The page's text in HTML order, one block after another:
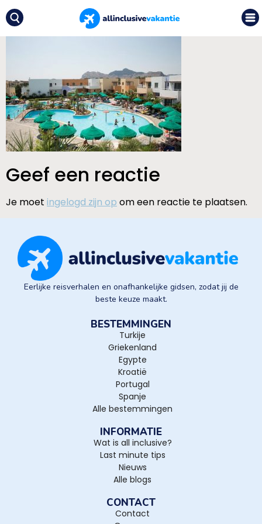
Geef een reactie
Je moet ingelogd zijn op om een reactie te plaatsen.
Eerlijke reisverhalen en onafhankelijke gidsen, zodat jij de
beste keuze maakt.
BESTEMMINGEN
Turkije
Griekenland
Egypte
Kroatië
Portugal
Spanje
Alle bestemmingen
INFORMATIE
Wat is all inclusive?
Last minute tips
Nieuws
Alle blogs
CONTACT
Contact